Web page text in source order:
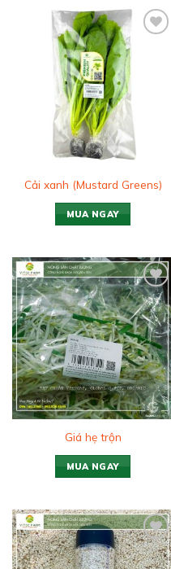
Cải xanh (Mustard Greens)
MUA NGAY
Add to
wishlist
Giá hẹ trộn
MUA NGAY
Add to
wishlist